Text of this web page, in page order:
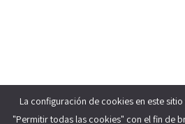
La configuración de cookies en este
"Permitir todas las cookies" con el fin de